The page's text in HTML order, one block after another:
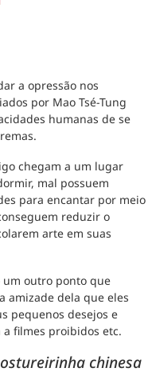
a opressão nos
por Mao Tsé-Tung
humanas de se
chegam a um lugar
mal possuem
para encantar por meio
reduzir o
arte em suas
outro ponto que
amizade dela que eles
pequenos desejos e
filmes proibidos etc.
chinesa